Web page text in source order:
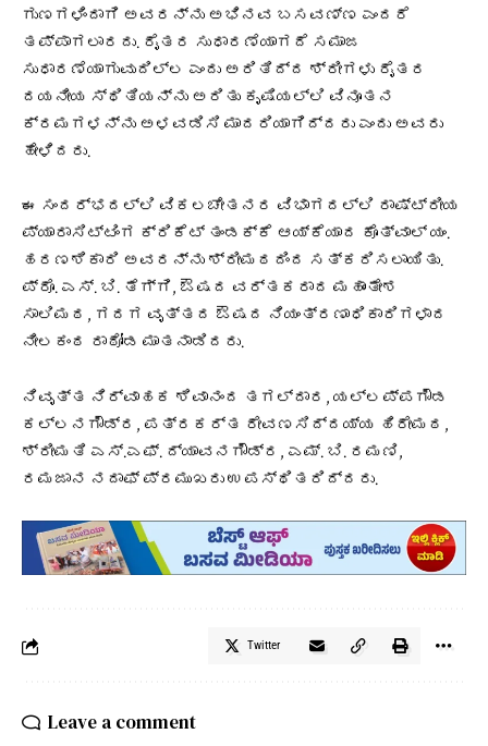
ಗುಣಗಳಿಂದಾಗಿ ಅವರನ್ನು ಅಭಿನವ ಬಸವಣ್ಣ ಎಂದರೆ
ತಪ್ಪಾಗಲಾರದು. ರೈತರ ಸುಧಾರಣೆಯಾಗದೆ ಸಮಾಜ
ಸುಧಾರಣೆಯಾಗುವುದಿಲ್ಲ ಎಂದು ಅರಿತಿದ್ದ ಶ್ರೀಗಳು ರೈತರ
ದಯನೀಯ ಸ್ಥಿತಿಯನ್ನು ಅರಿತು ಕೃಷಿಯಲ್ಲಿ ವಿನೂತನ
ಕ್ರಮಗಳನ್ನು ಅಳವಡಿಸಿ ಮಾದರಿಯಾಗಿದ್ದರು ಎಂದು ಅವರು
ಹೇಳಿದರು.
ಈ ಸಂದರ್ಭದಲ್ಲಿ ವಿಕಲಚೇತನರ ವಿಭಾಗದಲ್ಲಿ ರಾಷ್ಟ್ರೀಯ
ಪ್ಯಾರಾಸಿಟ್ಟಿಂಗ ಕ್ರಿಕೆಟ್ ತಂಡಕ್ಕೆ ಆಯ್ಕೆಯಾದ ಕೊತ್ವಾಲ್ ಯಂ.
ಹರಣಶಿಕಾರಿ ಅವರನ್ನು ಶ್ರೀಮಠದಿಂದ ಸತ್ಕರಿಸಲಾಯಿತು.
ಪ್ರೊ. ಎಸ್. ಬಿ. ತೆಗ್ಗಿ, ಔಷದ ವರ್ತಕರಾದ ಮಹಾಂತೇಶ
ಸಾಲಿಮಠ, ಗದಗ ವೃತ್ತದ ಔಷದ ನಿಯಂತ್ರಣಾಧಿಕಾರಿಗಳಾದ
ನೀಲಕಂಠ ರಾಠೋಡ ಮಾತನಾಡಿದರು.
ನಿವೃತ್ತ ನಿರ್ವಾಹಕ ಶಿವಾನಂದ ತಗಲ್ದಾರ, ಯಲ್ಲಪ್ಪಗೌಡ
ಕಲ್ಲನಗೌಡ್ರ, ಪತ್ರಕರ್ತ ರೇವಣಸಿದ್ದಯ್ಯ ಹಿರೇಮಠ,
ಶ್ರೀಮತಿ ಎಸ್.ಎಫ್. ದ್ಯಾವನಗೌಡ್ರ, ಎಮ್. ಬಿ. ರಮಣಿ,
ರಮಜಾನ ನದಾಫ್ ಪ್ರಮುಖರು ಉಪಸ್ಥಿತರಿದ್ದರು.
Twitter
Leave a comment